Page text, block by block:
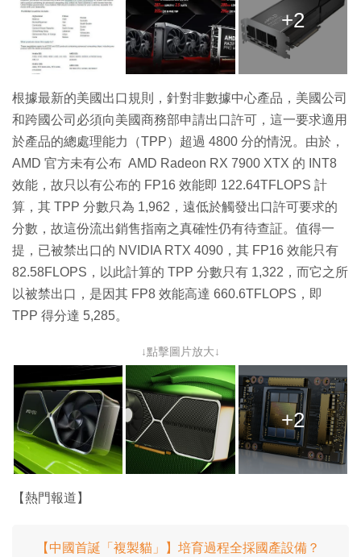
+2
根據最新的美國出口規則，針對非數據中心產品，美國公司
和跨國公司必須向美國商務部申請出口許可，這一要求適用
於產品的總處理能力（TPP）超過 4800 分的情況。由於，
AMD 官方未有公布 AMD Radeon RX 7900 XTX 的 INT8
效能，故只以有公布的 FP16 效能即 122.64TFLOPS 計
算，其 TPP 分數只為 1,962，遠低於觸發出口許可要求的
分數，故這份流出銷售指南之真確性仍有待查証。值得一
提，已被禁出口的 NVIDIA RTX 4090，其 FP16 效能只有
82.58FLOPS，以此計算的 TPP 分數只有 1,322，而它之所
以被禁出口，是因其 FP8 效能高達 660.6TFLOPS，即
TPP 得分達 5,285。
↓點擊圖片放大↓
+2
【熱門報道】
【中國首誕「複製貓」】培育過程全採國產設備？